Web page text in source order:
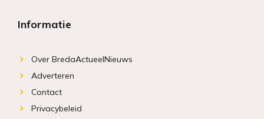
Informatie
Over BredaActueelNieuws
Adverteren
Contact
Privacybeleid